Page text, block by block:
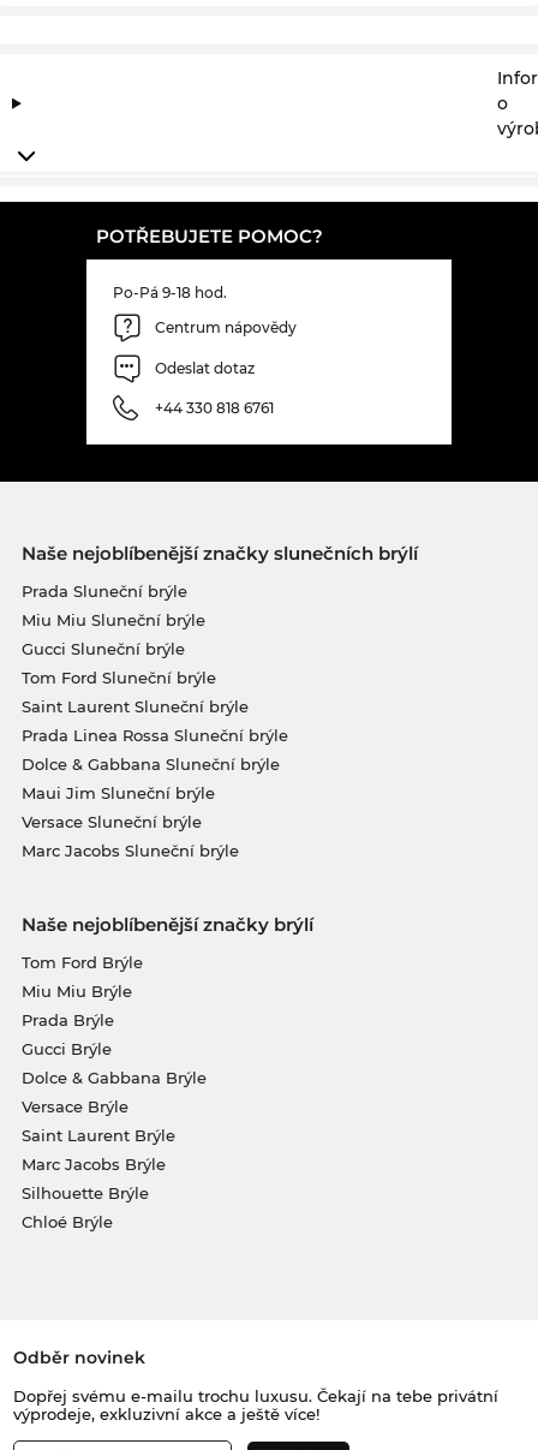
o
POTŘEBUJETE POMOC?
Po-Pá 9-18 hod.
Centrum nápovědy
Odeslat dotaz
+44 330 818 6761
Naše nejoblíbenější značky slunečních brýlí
Prada Sluneční brýle
Miu Miu Sluneční brýle
Gucci Sluneční brýle
Tom Ford Sluneční brýle
Saint Laurent Sluneční brýle
Prada Linea Rossa Sluneční brýle
Dolce & Gabbana Sluneční brýle
Maui Jim Sluneční brýle
Versace Sluneční brýle
Marc Jacobs Sluneční brýle
Naše nejoblíbenější značky brýlí
Tom Ford Brýle
Miu Miu Brýle
Prada Brýle
Gucci Brýle
Dolce & Gabbana Brýle
Versace Brýle
Saint Laurent Brýle
Marc Jacobs Brýle
Silhouette Brýle
Chloé Brýle
Odběr novinek
Dopřej svému e-mailu trochu luxusu. Čekají na tebe privátní
výprodeje, exkluzivní akce a ještě více!